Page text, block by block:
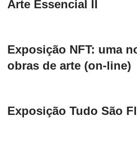
Arte Essencial II
Exposição NFT: uma
obras de arte (on-line)
Exposição Tudo São